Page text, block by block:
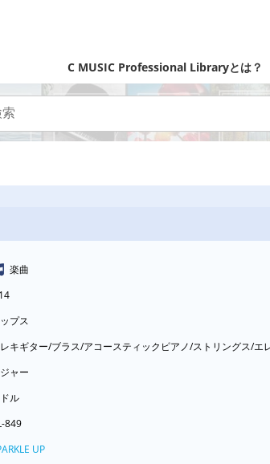
C MUSIC Professional Libraryとは？
楽曲
プス
キギター/ブラス/アコースティックピアノ/ストリングス/エ
ャー
ドル
849
UP